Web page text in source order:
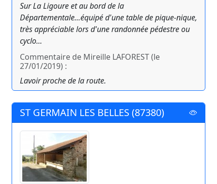
Sur La Ligoure et au bord de la
Départementale...équipé d'une table de pique-nique,
très appréciable lors d'une randonnée pédestre ou
cyclo...
Commentaire de Mireille LAFOREST (le
27/01/2019) :
Lavoir proche de la route.
ST GERMAIN LES BELLES (87380)